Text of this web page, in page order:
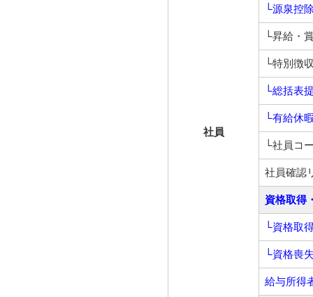
社員
└源泉控
└昇給・
└特別徴
└総括表
└有給休
└社員コ
社員確認
資格取得
└資格取
└資格喪
給与所得